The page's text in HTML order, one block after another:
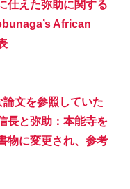
仕えた弥助に関する
African
文を参照していた
長と弥助：本能寺を
物に変更され、参考